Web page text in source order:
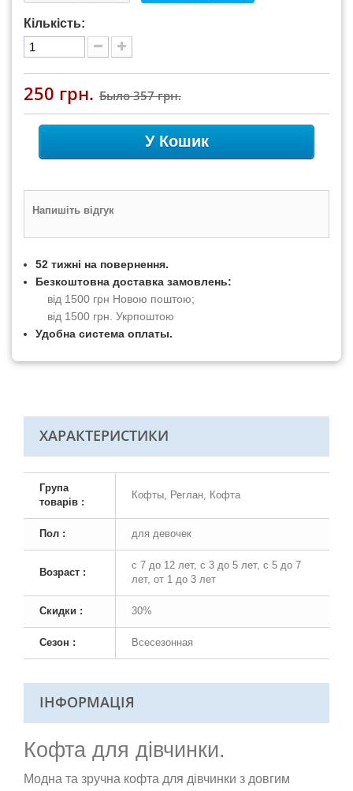
Кількість:
250 грн. Было357 грн.
У Кошик
Напишіть відгук
52 тижні на повернення.
Безкоштовна доставка замовлень:
від 1500 грн Новою поштою;
від 1500 грн. Укрпоштою
Удобна система оплаты.
ХАРАКТЕРИСТИКИ
Група
товарів :
Кофты, Реглан, Кофта
Пол : для девочек
Возраст :
с 7 до 12 лет, с 3 до 5 лет, с 5 до 7
лет, от 1 до 3 лет
Скидки : 30%
Сезон : Всесезонная
ІНФОРМАЦІЯ
Кофта для дівчинки.
Модна та зручна кофта для дівчинки з довгим